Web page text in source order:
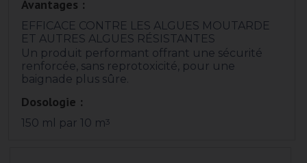
Avantages :
EFFICACE CONTRE LES ALGUES MOUTARDE
ET AUTRES ALGUES RÉSISTANTES
Un produit performant offrant une sécurité
renforcée, sans reprotoxicité, pour une
baignade plus sûre.
Dosologie :
150 ml par 10 m3